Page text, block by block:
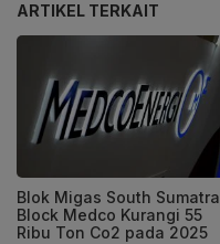
ARTIKEL TERKAIT
Blok Migas South Sumatra
Block Medco Kurangi 55
Ribu Ton Co2 pada 2025